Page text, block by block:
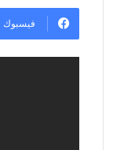
فيسبوك